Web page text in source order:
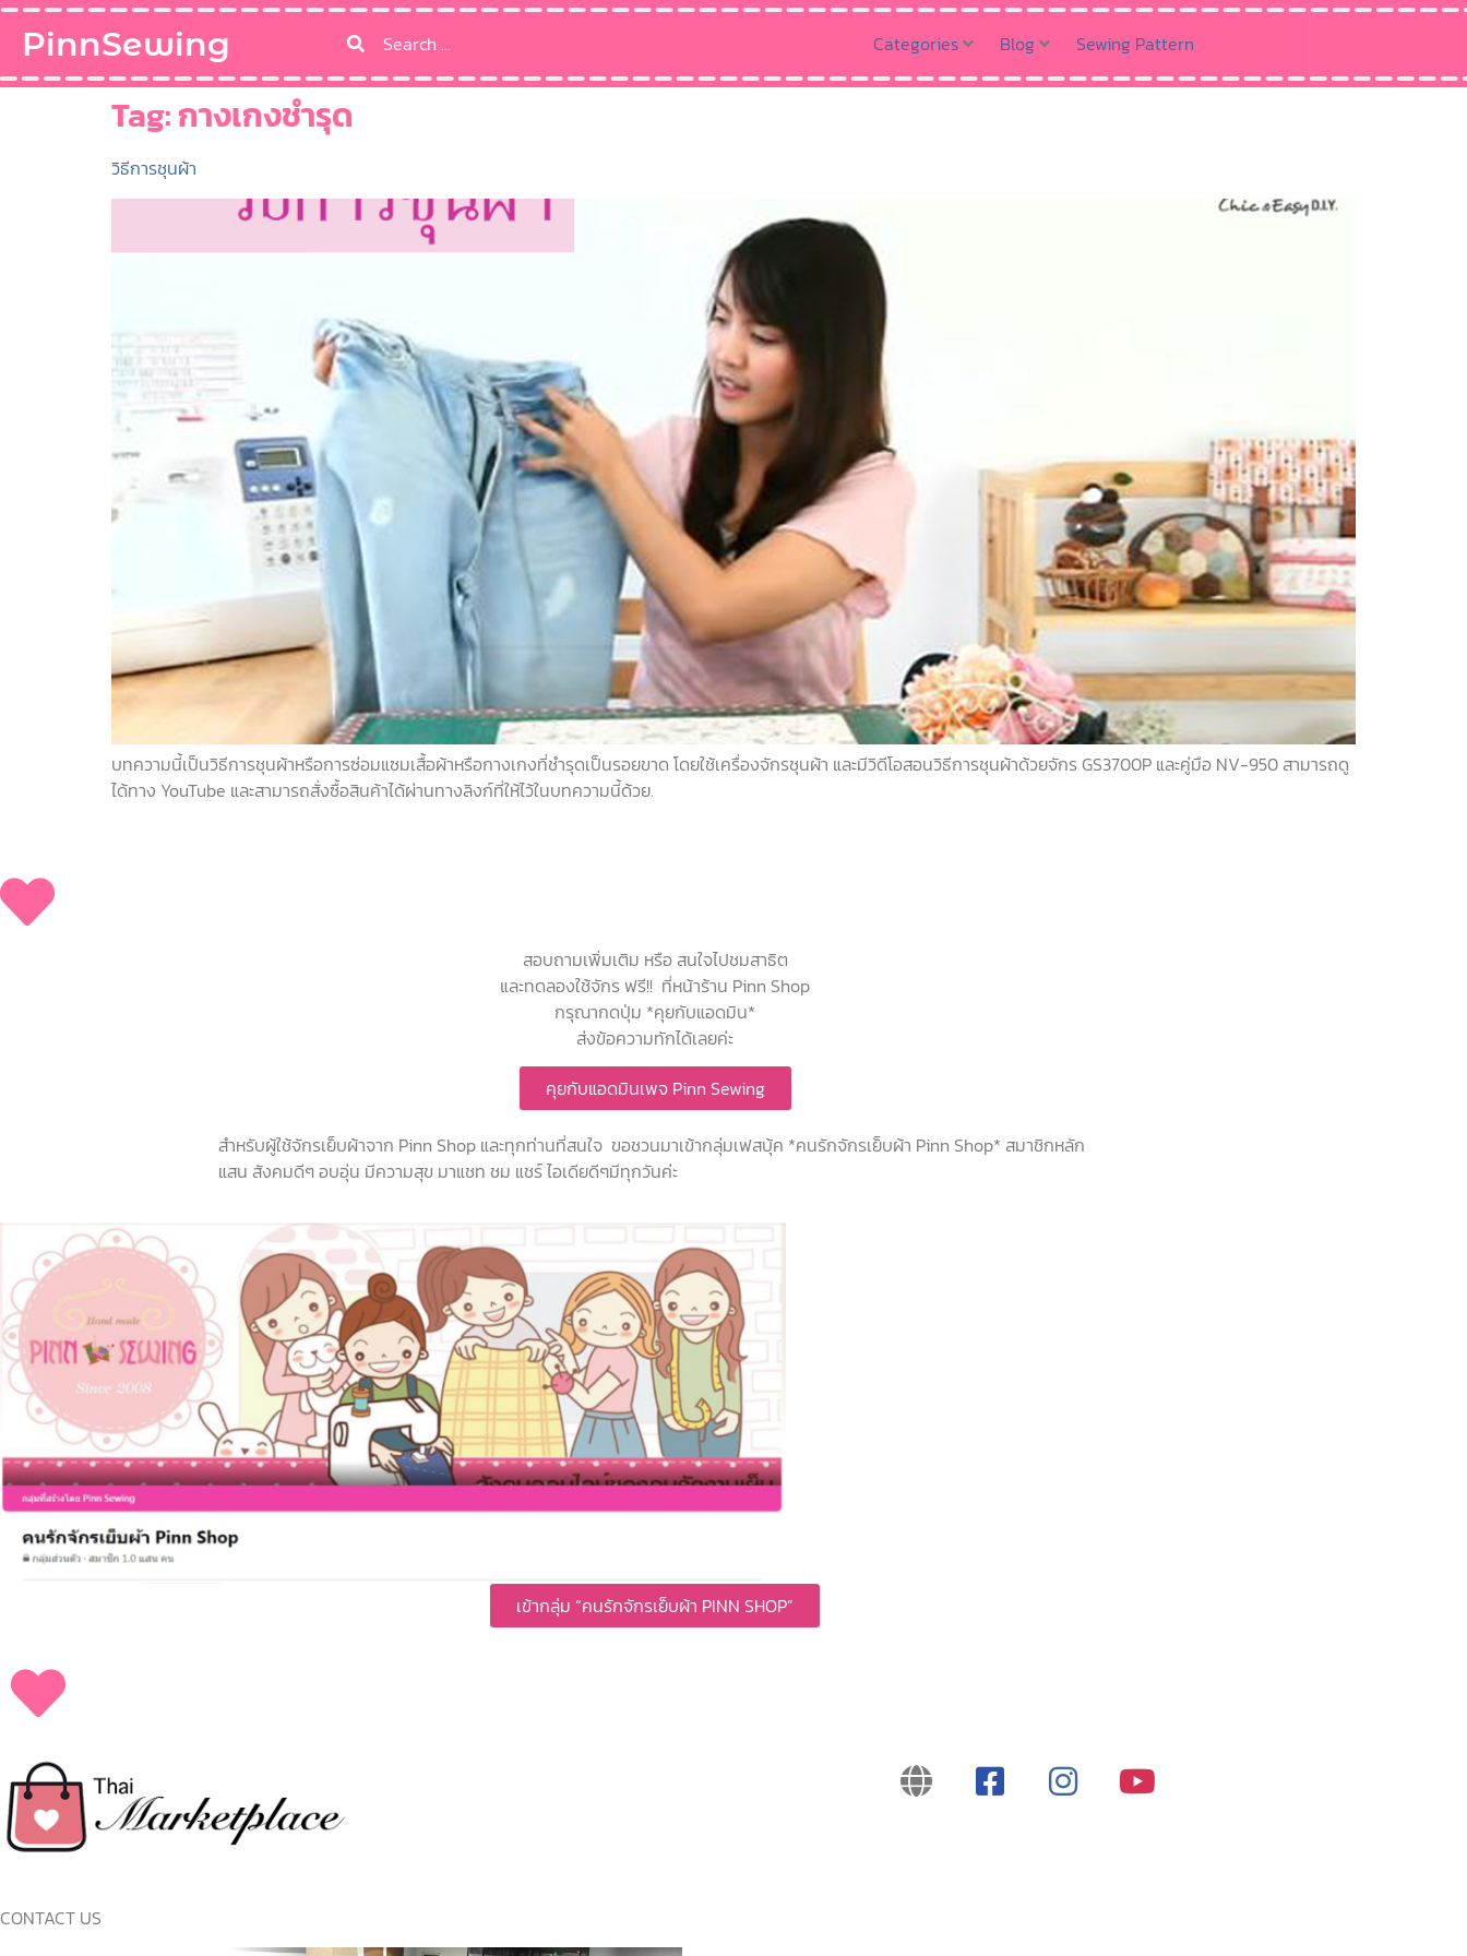
PinnSewing Categories Blog Sewing Pattern
Tag:กางเกงชำรุด
วิธีการชุนผ้า
บทความนี้เป็นวิธีการชุนผ้าหรือการซ่อมแซมเสื้อผ้าหรือกางเกงที่ชำรุดเป็นรอยขาด โดยใช้เครื่องจักรชุนผ้า และมีวิดีโอสอนวิธีการชุนผ้าด้วยจักร GS3700P และคู่มือ NV-950 สามารถดู
ได้ทาง YouTube และสามารถสั่งซื้อสินค้าได้ผ่านทางลิงก์ที่ให้ไว้ในบทความนี้ด้วย.
สอบถามเพิ่มเติม หรือ สนใจไปชมสาธิต
และทดลองใช้จักร ฟรี!! ที่หน้าร้าน Pinn Shop
กรุณากดปุ่ม *คุยกับแอดมิน*
ส่งข้อความทักได้เลยค่ะ
คุยกับแอดมินเพจ Pinn Sewing
สำหรับผู้ใช้จักรเย็บผ้าจาก Pinn Shop และทุกท่านที่สนใจ ขอชวนมาเข้ากลุ่มเฟสบุ้ค *คนรักจักรเย็บผ้า Pinn Shop* สมาชิกหลัก
แสน สังคมดีๆ อบอุ่น มีความสุข มาแชท ชม แชร์ ไอเดียดีๆมีทุกวันค่ะ
เข้ากลุ่ม “คนรักจักรเย็บผ้า PINN SHOP”
CONTACT US